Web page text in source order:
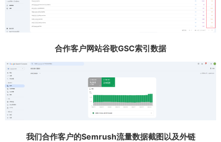
合作客户网站谷歌GSC索引数据
我们合作客户的Semrush流量数据截图以及外链